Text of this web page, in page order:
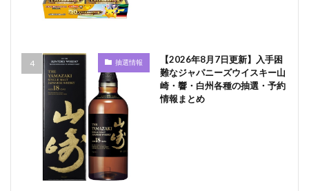
抽選情報
【2026年8月7日更新】入手困
難なジャパニーズウイスキー山
崎・響・白州各種の抽選・予約
情報まとめ